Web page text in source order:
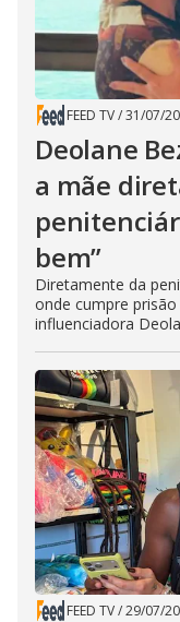
FEED TV/31/07/
Deolane
a mãe
bem”
Diretamente da
onde cumpre
influenciadora
FEED TV/29/07/